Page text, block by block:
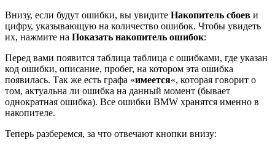
Внизу, если будут ошибки, вы увидите Накопитель сбоев и
цифру, указывающую на количество ошибок. Чтобы увидеть
их, нажмите на Показать накопитель ошибок:
Перед вами появится таблица таблица с ошибками, где указан
код ошибки, описание, пробег, на котором эта ошибка
появилась. Так же есть графа «имеется«, которая говорит о
том, актуальна ли ошибка на данный момент (бывает
однократная ошибка). Все ошибки BMW хранятся именно в
накопителе.
Теперь разберемся, за что отвечают кнопки внизу: